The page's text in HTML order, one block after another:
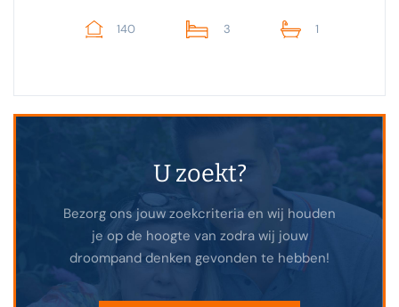
140 3 1
U zoekt?
Bezorg ons jouw zoekcriteria en wij houden
je op de hoogte van zodra wij jouw
droompand denken gevonden te hebben!